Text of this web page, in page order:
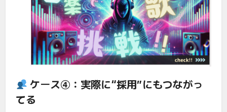
ケース④：実際に“採用”にもつながっ
てる